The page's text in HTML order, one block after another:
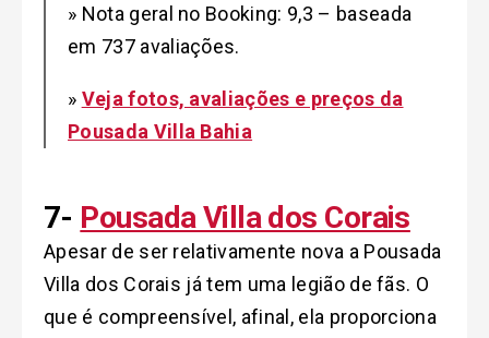
» Nota geral no Booking: 9,3 – baseada
em 737 avaliações.
» Veja fotos, avaliações e preços da
Pousada Villa Bahia
7- Pousada Villa dos Corais
Apesar de ser relativamente nova a Pousada
Villa dos Corais já tem uma legião de fãs. O
que é compreensível, afinal, ela proporciona